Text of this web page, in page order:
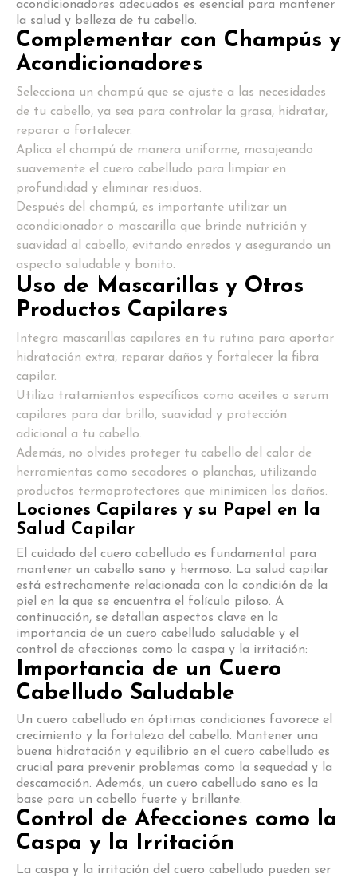
acondicionadores adecuados es esencial para mantener
la salud y belleza de tu cabello.
Complementar con Champús y
Acondicionadores
Selecciona un champú que se ajuste a las necesidades
de tu cabello, ya sea para controlar la grasa, hidratar,
reparar o fortalecer.
Aplica el champú de manera uniforme, masajeando
suavemente el cuero cabelludo para limpiar en
profundidad y eliminar residuos.
Después del champú, es importante utilizar un
acondicionador o mascarilla que brinde nutrición y
suavidad al cabello, evitando enredos y asegurando un
aspecto saludable y bonito.
Uso de Mascarillas y Otros
Productos Capilares
Integra mascarillas capilares en tu rutina para aportar
hidratación extra, reparar daños y fortalecer la fibra
capilar.
Utiliza tratamientos específicos como aceites o serum
capilares para dar brillo, suavidad y protección
adicional a tu cabello.
Además, no olvides proteger tu cabello del calor de
herramientas como secadores o planchas, utilizando
productos termoprotectores que minimicen los daños.
Lociones Capilares y su Papel en la
Salud Capilar
El cuidado del cuero cabelludo es fundamental para
mantener un cabello sano y hermoso. La salud capilar
está estrechamente relacionada con la condición de la
piel en la que se encuentra el folículo piloso. A
continuación, se detallan aspectos clave en la
importancia de un cuero cabelludo saludable y el
control de afecciones como la caspa y la irritación:
Importancia de un Cuero
Cabelludo Saludable
Un cuero cabelludo en óptimas condiciones favorece el
crecimiento y la fortaleza del cabello. Mantener una
buena hidratación y equilibrio en el cuero cabelludo es
crucial para prevenir problemas como la sequedad y la
descamación. Además, un cuero cabelludo sano es la
base para un cabello fuerte y brillante.
Control de Afecciones como la
Caspa y la Irritación
La caspa y la irritación del cuero cabelludo pueden ser